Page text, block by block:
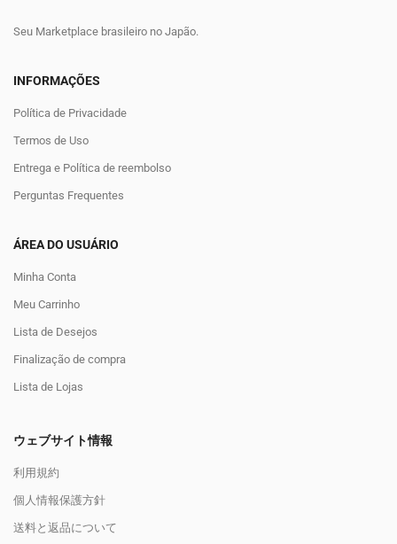
Seu Marketplace brasileiro no Japão.
INFORMAÇÕES
Política de Privacidade
Termos de Uso
Entrega e Política de reembolso
Perguntas Frequentes
ÁREA DO USUÁRIO
Minha Conta
Meu Carrinho
Lista de Desejos
Finalização de compra
Lista de Lojas
ウェブサイト情報
利用規約
個人情報保護方針
送料と返品について